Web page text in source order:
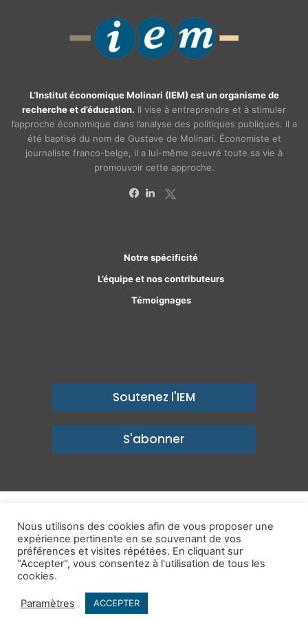
L’Institut économique Molinari (IEM) est un organisme de
recherche et d’éducation. Il vise à entreprendre et à stimuler
l’approche économique dans l’analyse des politiques publiques. Il a
été baptisé du nom de Gustave de Molinari. Économiste et
journaliste franco-belge, il a lui-même oeuvré toute sa vie à
promouvoir cette approche.
Notre spécificité
L’équipe et nos contributeurs
Témoignages
Soutenez l'IEM
S'abonner
un avenir prospère
Mentions légales-Politique de confidentialité-Contact
Publications
Nous utilisons des cookies afin de vous proposer une
expérience pertinente en se souvenant de vos
préférences et visites répétées. En cliquant sur
"Accepter", vous consentez à l'utilisation de tous les
cookies.
Paramètres ACCEPTER